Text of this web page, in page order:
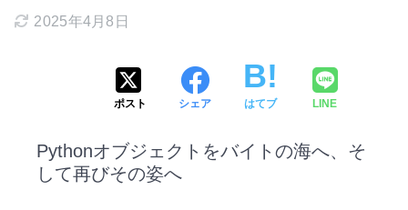
2025年4月8日
ポスト シェア はてブ LINE
Pythonオブジェクトをバイトの海へ、そ
して再びその姿へ